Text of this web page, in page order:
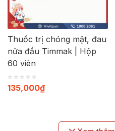
Thuốc trị chóng mặt, đau
nửa đầu Timmak | Hộp
60 viên
135,000₫